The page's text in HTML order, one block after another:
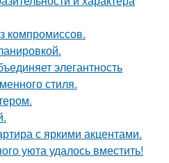
компромиссов.
элегантность
стиля.
с яркими акцентами.
уюта удалось вместить!